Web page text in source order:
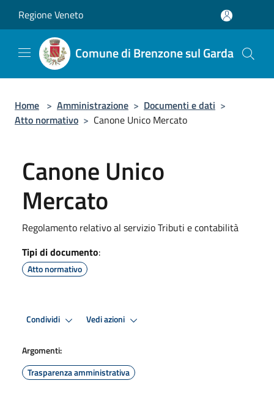
Regione Veneto
Comune di Brenzone sul Garda
Home > Amministrazione > Documenti e dati >
Atto normativo > Canone Unico Mercato
Canone Unico
Mercato
Regolamento relativo al servizio Tributi e contabilità
Tipi di documento:
Atto normativo
Condividi Vedi azioni
Argomenti:
Trasparenza amministrativa